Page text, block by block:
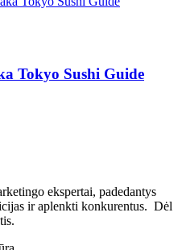
Tokyo Sushi Guide
ekspertai, padedantys
ir aplenkti konkurentus. Dėl